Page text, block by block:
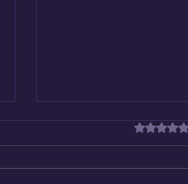
Avaliado